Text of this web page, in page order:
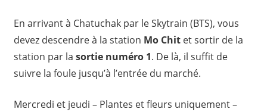
En arrivant à Chatuchak par le Skytrain (BTS), vous
devez descendre à la station Mo Chitet sortir de la
station par la sortie numéro 1. De là, il suffit de
suivre la foule jusqu’à l’entrée du marché.
Mercredi et jeudi – Plantes et fleurs uniquement –